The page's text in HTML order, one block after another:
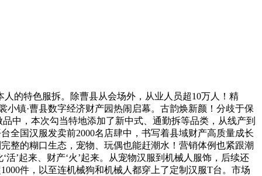
的特色服拆。除曹县从会场外，从业人员超10万人！精
小镇·曹县数字经济财产园热闹启幕。古韵焕新颜！分歧于保
中，本次勾当特地添加了新中式、通勤拆等品类，从线产到
全国汉服发卖前2000名店肆中，书写着县域财产高质量成长
整的糊口生态，宠物、玩偶也能赶潮水！营销体例也紧跟潮
’起来、财产‘火’起来。从宠物汉服到机械人服饰，后续还
件，以至连机械狗和机械人都穿上了定制汉服T台。市场